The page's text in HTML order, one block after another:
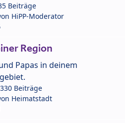
Beiträge
HiPP-Moderator
Region
Papas in deinem
Beiträge
Heimatstadt